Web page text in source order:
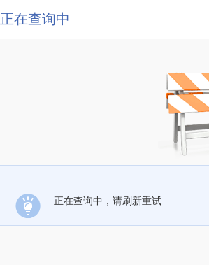
正在查询中
正在查询中，请刷新重试